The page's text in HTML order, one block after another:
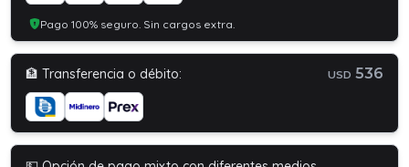
Pago 100% seguro. Sin cargos extra.
🏦 Transferencia o débito: USD 536